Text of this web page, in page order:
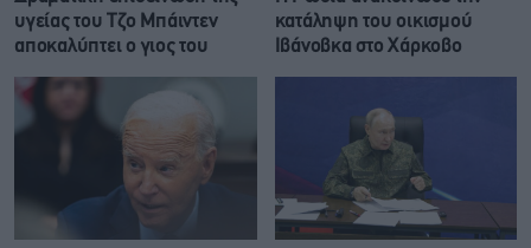
υγείας του Τζο Μπάιντεν
αποκαλύπτει ο γιος του
κατάληψη του οικισμού
Ιβάνοβκα στο Χάρκοβο